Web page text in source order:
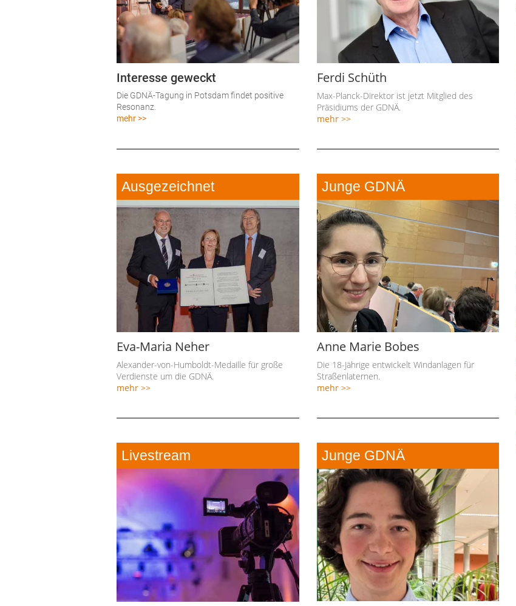
Interesse geweckt
Die GDNÄ-Tagung in Potsdam findet positive
Resonanz.
mehr >>
Ausgezeichnet
Eva-Maria Neher
Alexander-von-Humboldt-Medaille für große
Verdienste um die GDNÄ.
mehr >>
Livestream
Ferdi Schüth
Max-Planck-Direktor ist jetzt Mitglied des
Präsidiums der GDNÄ.
mehr >>
Junge GDNÄ
Anne Marie Bobes
Die 18-Jährige entwickelt Windanlagen für
Straßenlaternen.
mehr >>
Junge GDNÄ